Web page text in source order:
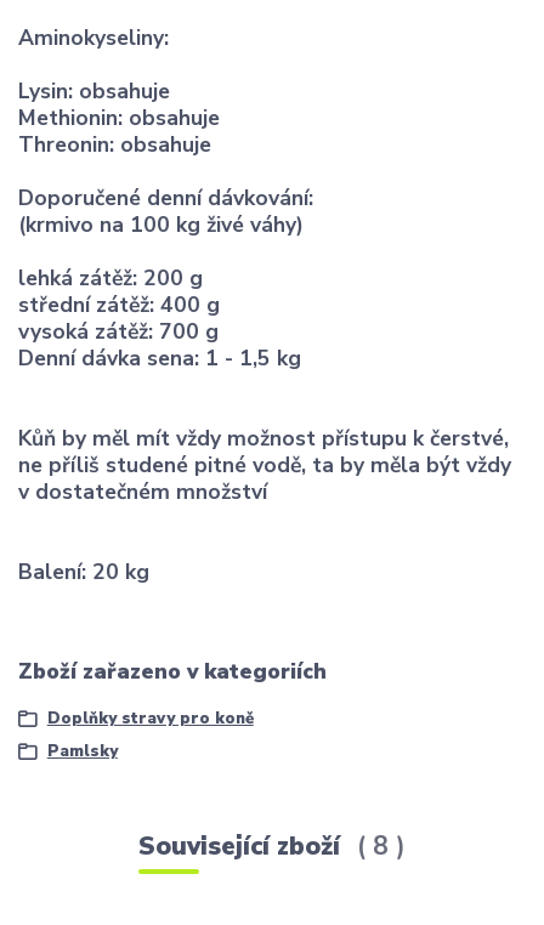
Aminokyseliny:
Lysin: obsahuje
Methionin: obsahuje
Threonin: obsahuje
Doporučené denní dávkování:
(krmivo na 100 kg živé váhy)
lehká zátěž: 200 g
střední zátěž: 400 g
vysoká zátěž: 700 g
Denní dávka sena: 1 - 1,5 kg
Kůň by měl mít vždy možnost přístupu k čerstvé,
ne příliš studené pitné vodě, ta by měla být vždy
v dostatečném množství
Balení: 20 kg
Zboží zařazeno v kategoriích
Doplňky stravy pro koně
Pamlsky
Související zboží 8